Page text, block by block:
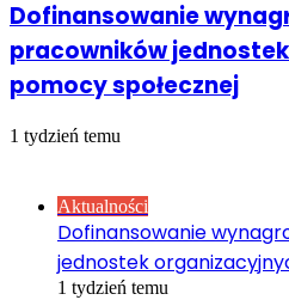
Dofinansowanie
pracowników
pomocy społecznej
1 tydzień temu
Aktualności
Dofinansowanie
jednostek
1 tydzień temu